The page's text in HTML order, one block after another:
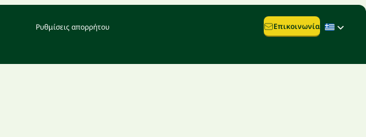
Ρυθμίσεις απορρήτου Επικοινωνία